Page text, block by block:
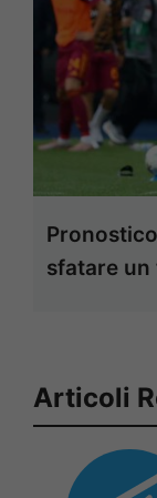
sfatare un
Articoli